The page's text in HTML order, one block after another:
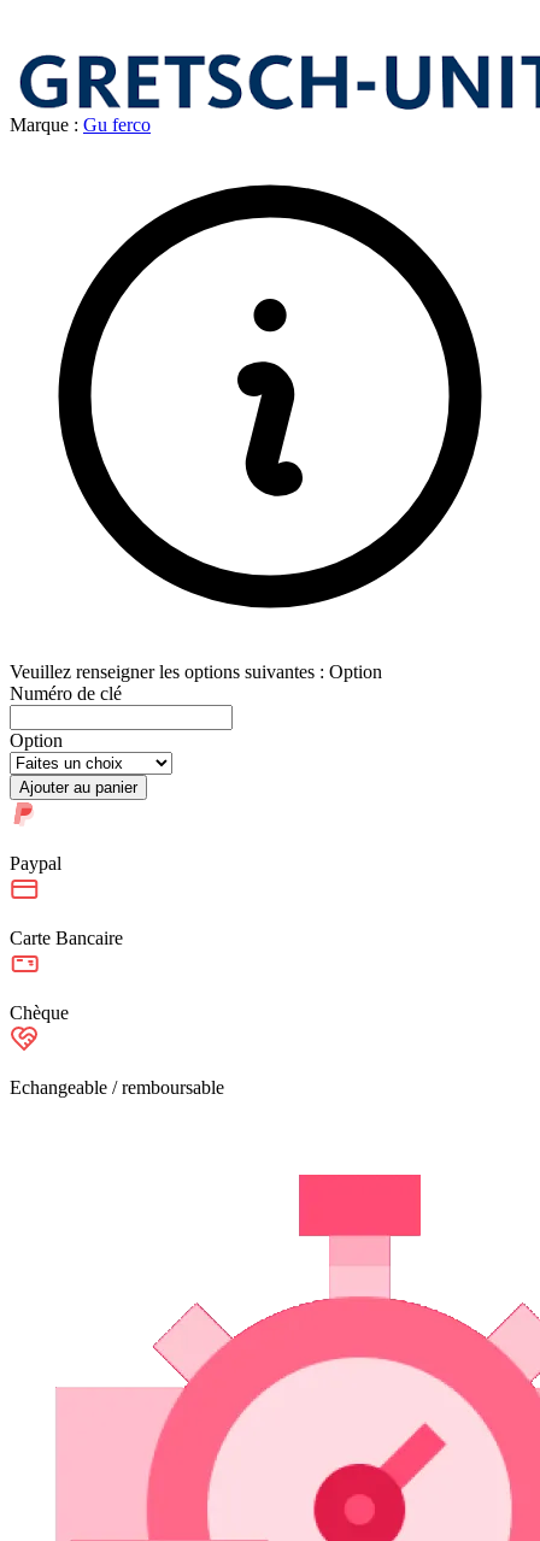
Marque : Gu ferco
Veuillez renseigner les options suivantes : Option
Numéro de clé
Option
Ajouter au panier
Paypal
Carte Bancaire
Chèque
Echangeable / remboursable